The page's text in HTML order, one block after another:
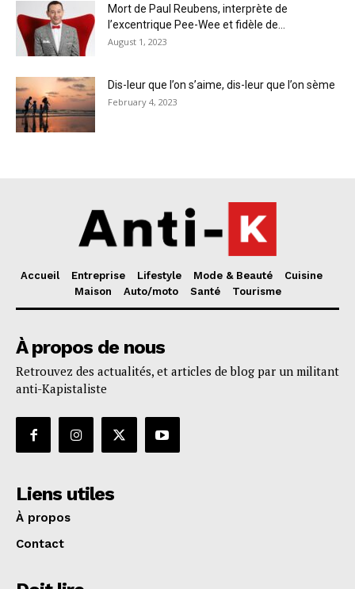
Mort de Paul Reubens, interprète de
l’excentrique Pee-Wee et fidèle de...
August 1, 2023
Dis-leur que l’on s’aime, dis-leur que l’on sème
February 4, 2023
Accueil Entreprise Lifestyle Mode & Beauté
Cuisine
Maison
Auto/moto Santé Tourisme
À propos de nous
Retrouvez des actualités, et articles de blog par un militant
anti-Kapistaliste
Liens utiles
À propos
Contact